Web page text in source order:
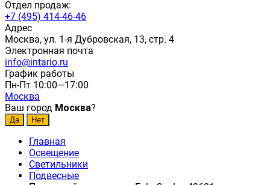
Отдел продаж:
+7 (495) 414-46-46
Адрес
Москва, ул. 1-я Дубровская, 13, стр. 4
Электронная почта
info@intario.ru
График работы
Пн-Пт 10:00—17:00
Москва
Ваш город Москва?
Главная
Освещение
Светильники
Подвесные